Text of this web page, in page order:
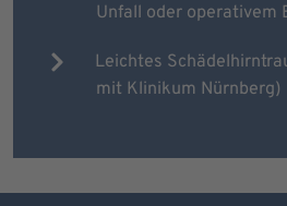
Unfall oder operativem
Leichtes
mit Klinikum Nürnberg)